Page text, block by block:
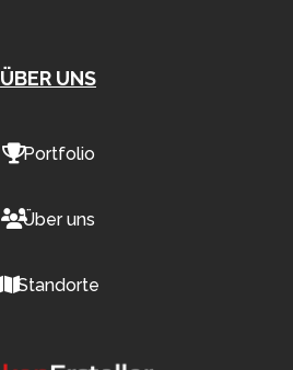
ÜBER UNS
Portfolio
Über uns
Standorte